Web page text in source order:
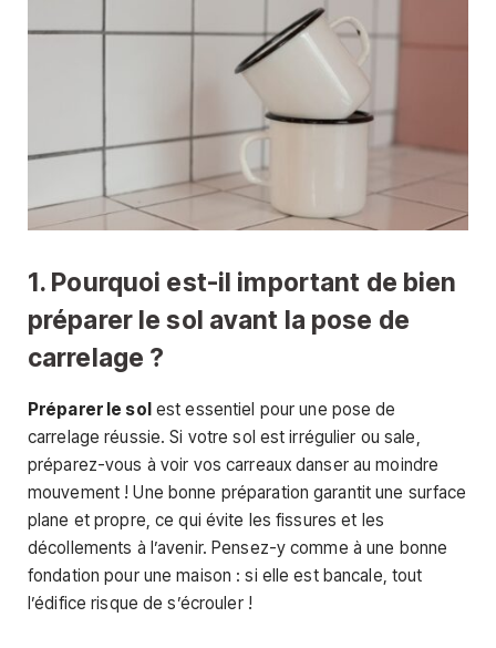
1. Pourquoi est-il important de bien
préparer le sol avant la pose de
carrelage ?
Préparer le sol est essentiel pour une pose de
carrelage réussie. Si votre sol est irrégulier ou sale,
préparez-vous à voir vos carreaux danser au moindre
mouvement ! Une bonne préparation garantit une surface
plane et propre, ce qui évite les fissures et les
décollements à l’avenir. Pensez-y comme à une bonne
fondation pour une maison : si elle est bancale, tout
l’édifice risque de s’écrouler !